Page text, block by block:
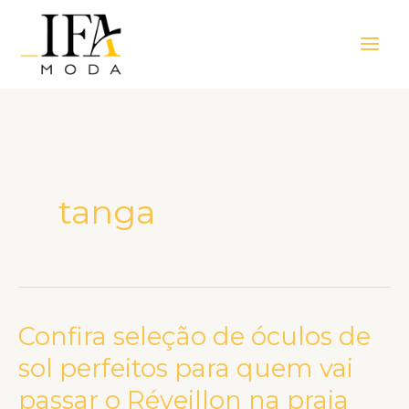
Menu
tanga
Confira seleção de óculos de
sol perfeitos para quem vai
passar o Réveillon na praia
Confira
seleção
de
óculos